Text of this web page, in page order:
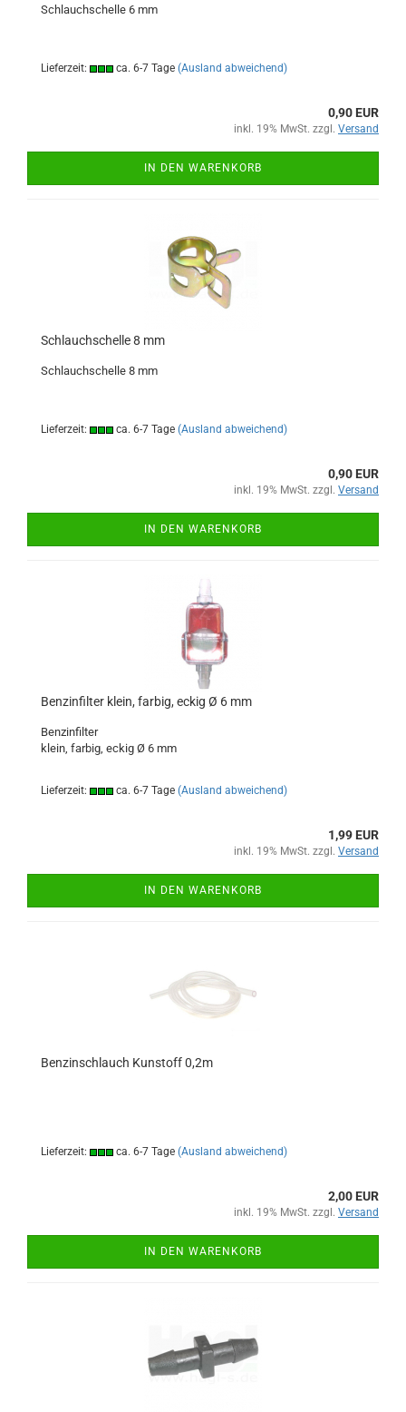
Schlauchschelle 6 mm
Lieferzeit: ca. 6-7 Tage (Ausland abweichend)
0,90 EUR
inkl. 19% MwSt. zzgl. Versand
IN DEN WARENKORB
Schlauchschelle 8 mm
Schlauchschelle 8 mm
Lieferzeit: ca. 6-7 Tage (Ausland abweichend)
0,90 EUR
inkl. 19% MwSt. zzgl. Versand
IN DEN WARENKORB
Benzinfilter klein, farbig, eckig Ø 6 mm
Benzinfilter
klein, farbig, eckig Ø 6 mm
Lieferzeit: ca. 6-7 Tage (Ausland abweichend)
1,99 EUR
inkl. 19% MwSt. zzgl. Versand
IN DEN WARENKORB
Benzinschlauch Kunstoff 0,2m
Lieferzeit: ca. 6-7 Tage (Ausland abweichend)
2,00 EUR
inkl. 19% MwSt. zzgl. Versand
IN DEN WARENKORB